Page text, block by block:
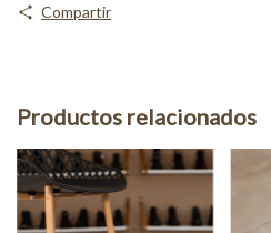
Compartir
Productos relacionados